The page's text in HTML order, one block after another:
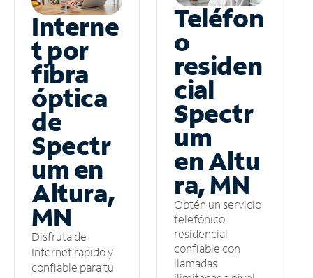
Interne
t por
fibra
óptica
de
Spectr
um en
Altura,
MN
Disfruta de
Internet rápido y
confiable para tu
Teléfon
o
residen
cial
Spectr
um
en Altu
ra, MN
Obtén un servicio
telefónico
residencial
confiable con
llamadas